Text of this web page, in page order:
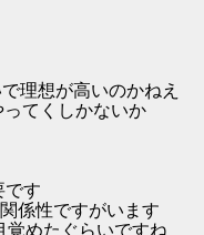
が高いのかねえ
くしかないか
す
すがいます
ぐらいですね